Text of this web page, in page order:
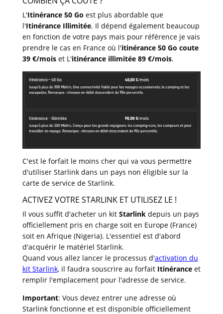
L'Itinérance 50 Go est plus abordable que
l'Itinérance Illimitée. Il dépend également beaucoup
en fonction de votre pays mais pour référence je vais
prendre le cas en France où l'itinérance 50 Go coute
39 €/moiset L'itinérance illimitée 89 €/mois.
C'est le forfait le moins cher qui va vous permettre
d'utiliser Starlink dans un pays non éligible sur la
carte de service de Starlink.
ACTIVEZ VOTRE STARLINK ET UTILISEZ LE !
Il vous suffit d'acheter un kit Starlinkdepuis un pays
officiellement pris en charge soit en Europe (France)
soit en Afrique (Nigeria). L'essentiel est d'abord
d'acquérir le matériel Starlink.
Quand vous allez lancer le processus d'activation du
kit Starlink, il faudra souscrire au forfait Itinéranceet
remplir l'emplacement pour l'adresse de service.
Important: Vous devez entrer une adresse où
Starlink fonctionne et est disponible officiellement